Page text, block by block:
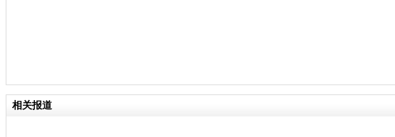
相关报道